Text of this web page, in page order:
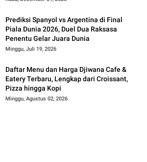
Prediksi Spanyol vs Argentina di Final
Piala Dunia 2026, Duel Dua Raksasa
Penentu Gelar Juara Dunia
Minggu, Juli 19, 2026
Daftar Menu dan Harga Djiwana Cafe &
Eatery Terbaru, Lengkap dari Croissant,
Pizza hingga Kopi
Minggu, Agustus 02, 2026